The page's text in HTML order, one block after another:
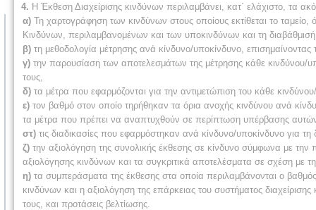
4. Η Έκθεση Διαχείρισης κινδύνων περιλαμβάνει, κατ΄ ελάχιστο, τα
α) Τη χαρτογράφηση των κινδύνων στους οποίους εκτίθεται το ταμείο,
Κινδύνων, περιλαμβανομένων και των υποκινδύνων και τη
β) τη μεθοδολογία μέτρησης ανά κίνδυνο/υποκίνδυνο,
γ) την παρουσίαση των αποτελεσμάτων της μέτρησης κάθε κινδύνου/
τους,
δ) τα μέτρα που εφαρμόζονται για την αντιμετώπιση του κάθε
ε) τον βαθμό στον οποίο τηρήθηκαν τα όρια ανοχής κινδύνου ανά
τα μέτρα που πρέπει να αναπτυχθούν σε περίπτωση υπέρβασης
στ) τις διαδικασίες που εφαρμόστηκαν ανά κίνδυνο/υποκίνδυνο για
ζ) την αξιολόγηση της συνολικής έκθεσης σε κίνδυνο σύμφωνα με την
αξιολόγησης κινδύνων και τα συγκριτικά αποτελέσματα σε σχέση με
η) τα συμπεράσματα της έκθεσης στα οποία περιλαμβάνονται ο
κινδύνων και η αξιολόγηση της επάρκειας του συστήματος
τους, και προτάσεις βελτίωσης.